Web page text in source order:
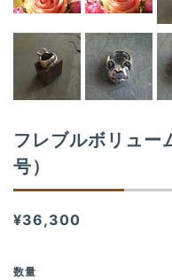
フレブルボリュー
号）
¥36,300
数量